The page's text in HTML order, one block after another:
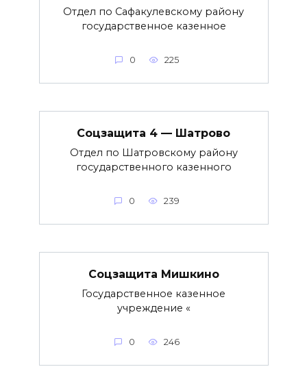
Отдел по Сафакулевскому району
государственное казенное
0 225
Соцзащита 4 — Шатрово
Отдел по Шатровскому району
государственного казенного
0 239
Соцзащита Мишкино
Государственное казенное
учреждение «
0 246